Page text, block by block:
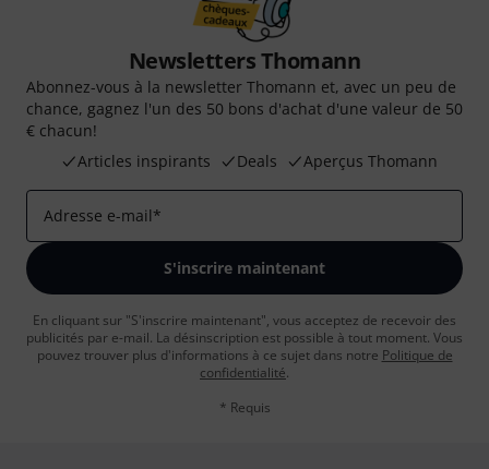
Newsletters Thomann
Abonnez-vous à la newsletter Thomann et, avec un peu de
chance, gagnez l'un des 50 bons d'achat d'une valeur de 50
€ chacun!
Articles inspirants
Deals Aperçus Thomann
Adresse e-mail*
S'inscrire maintenant
En cliquant sur "S'inscrire maintenant", vous acceptez de recevoir des
publicités par e-mail. La désinscription est possible à tout moment. Vous
pouvez trouver plus d'informations à ce sujet dans notre Politique de
confidentialité.
* Requis